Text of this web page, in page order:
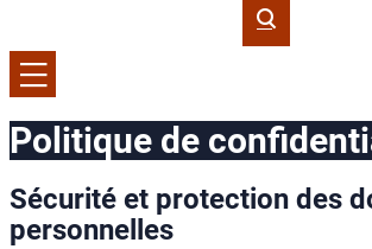
Politique de
Sécurité et protection des
personnelles